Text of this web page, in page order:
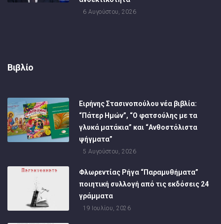
6 Αυγούστου, 2026
Βιβλίο
Ειρήνης Στασινοπούλου νέα βιβλία:
“Πάτερ Ημών”, “Ο φατσούλης με τα
γλυκά ματάκια” και “Ανθοστόλιστα
ψήγματα”
5 Αυγούστου, 2026
Φλωρεντίας Ρήγα “Παραμυθήματα”
ποιητική συλλογή από τις εκδόσεις 24
γράμματα
19 Ιουλίου, 2026